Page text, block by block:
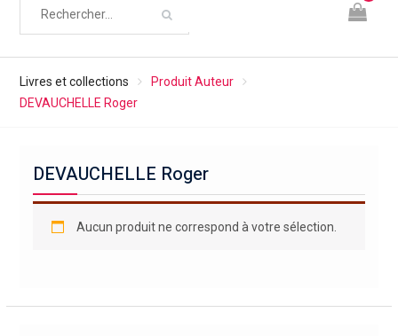
Livres et collections
Produit Auteur
DEVAUCHELLE Roger
DEVAUCHELLE Roger
Aucun produit ne correspond à votre sélection.